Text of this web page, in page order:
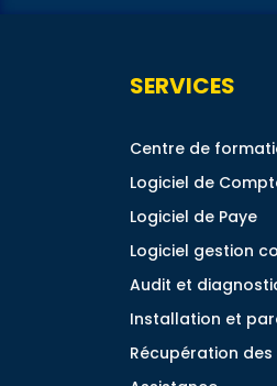
SERVICES
Centre de
Logiciel de
Logiciel de Paye
Logiciel gestion
Audit et
Installation et
Récupération